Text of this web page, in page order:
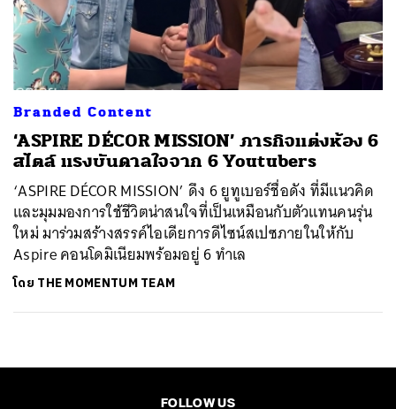
Branded Content
‘ASPIRE DÉCOR MISSION’ ภารกิจแต่งห้อง 6
สไตล์ แรงบันดาลใจจาก 6 Youtubers
‘ASPIRE DÉCOR MISSION’ ดึง 6 ยูทูเบอร์ชื่อดัง ที่มีแนวคิด
และมุมมองการใช้ชีวิตน่าสนใจที่เป็นเหมือนกับตัวแทนคนรุ่น
ใหม่ มาร่วมสร้างสรรค์ไอเดียการดีไซน์สเปซภายในให้กับ
Aspire คอนโดมิเนียมพร้อมอยู่ 6 ทำเล
โดย THE MOMENTUM TEAM
FOLLOW US
ค้นหา
SHARE TWEET LINE EMAIL